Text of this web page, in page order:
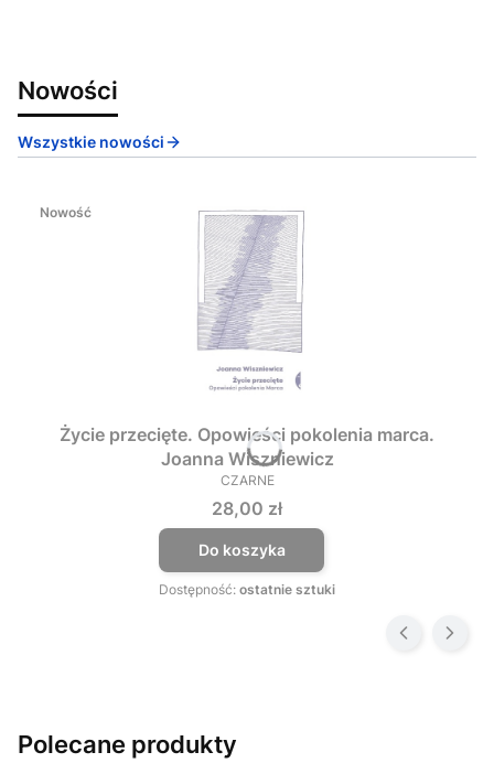
Nowości
Wszystkie nowości
Nowość
Życie przecięte. Opowieści pokolenia marca.
Joanna Wiszniewicz
PRODUCENT
CZARNE
Cena
28,00 zł
Do koszyka
Dostępność: ostatnie sztuki
Polecane produkty